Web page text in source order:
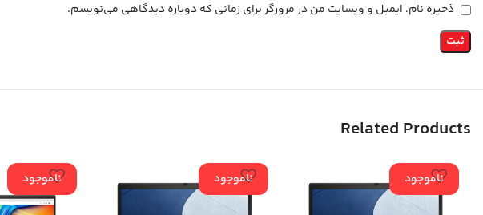
ذخیره نام، ایمیل و وبسایت من در مرورگر برای زمانی که دوباره دیدگاهی می‌نویسم.
Related Products
ناموجود ناموجود ناموجود